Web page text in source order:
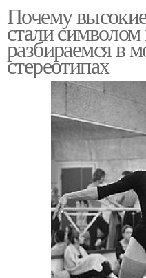
Почему
стали
разбираемся в
стереотипах